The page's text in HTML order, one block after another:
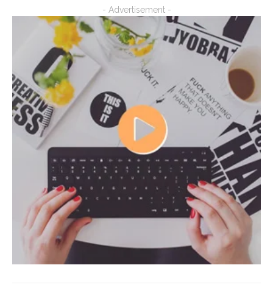
- Advertisement -